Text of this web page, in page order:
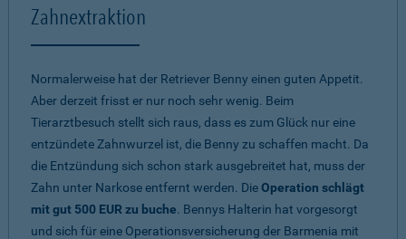
Zahnextraktion
Normalerweise hat der Retriever Benny einen guten Appetit.
Aber derzeit frisst er nur noch sehr wenig. Beim
Tierarztbesuch stellt sich raus, dass es zum Glück nur eine
entzündete Zahnwurzel ist, die Benny zu schaffen macht. Da
die Entzündung sich schon stark ausgebreitet hat, muss der
Zahn unter Narkose entfernt werden. DieOperation schlägt
mit gut 500 EUR zu buche. Bennys Halterin hat vorgesorgt
und sich für eine Operationsversicherung der Barmenia mit